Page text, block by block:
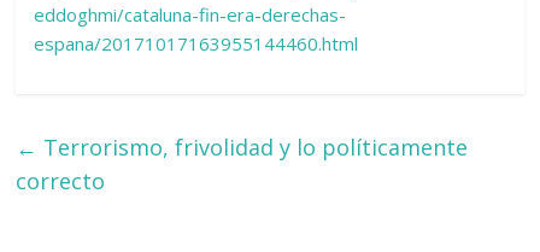
eddoghmi/cataluna-fin-era-derechas-
espana/20171017163955144460.html
← Terrorismo, frivolidad y lo políticamente
correcto